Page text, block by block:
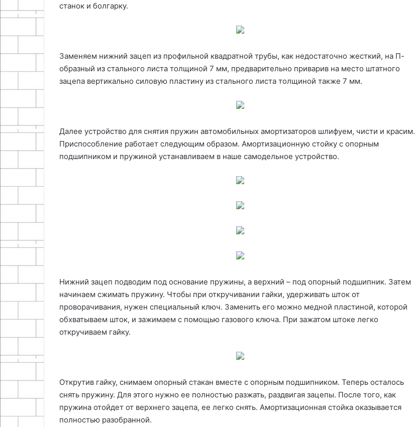
станок и болгарку.
Заменяем нижний зацеп из профильной квадратной трубы, как недостаточно жесткий, на П-
образный из стального листа толщиной 7 мм, предварительно приварив на место штатного
зацепа вертикально силовую пластину из стального листа толщиной также 7 мм.
Далее устройство для снятия пружин автомобильных амортизаторов шлифуем, чисти и красим.
Приспособление работает следующим образом. Амортизационную стойку с опорным
подшипником и пружиной устанавливаем в наше самодельное устройство.
Нижний зацеп подводим под основание пружины, а верхний – под опорный подшипник. Затем
начинаем сжимать пружину. Чтобы при откручивании гайки, удерживать шток от
проворачивания, нужен специальный ключ. Заменить его можно медной пластиной, которой
обхватываем шток, и зажимаем с помощью газового ключа. При зажатом штоке легко
откручиваем гайку.
Открутив гайку, снимаем опорный стакан вместе с опорным подшипником. Теперь осталось
снять пружину. Для этого нужно ее полностью разжать, раздвигая зацепы. После того, как
пружина отойдет от верхнего зацепа, ее легко снять. Амортизационная стойка оказывается
полностью разобранной.